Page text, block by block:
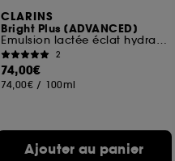
CLARINS
Bright Plus [ADVANCED]
Emulsion lactée éclat hydratante
2
74,00€
74,00€ / 100ml
Ajouter au panier